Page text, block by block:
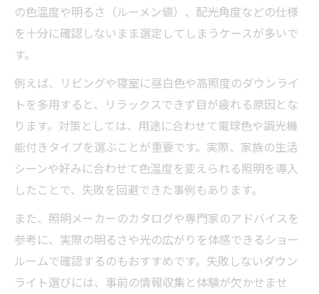
の色温度や明るさ（ルーメン値）、配光角度などの仕様
を十分に確認しないまま選定してしまうケースが多いで
す。
例えば、リビングや寝室に昼白色や高照度のダウンライ
トを多用すると、リラックスできず目が疲れる原因とな
ります。対策としては、用途に合わせて電球色や調光機
能付きタイプを選ぶことが重要です。実際、家族の生活
シーンや好みに合わせて色温度を変えられる照明を導入
したことで、失敗を回避できた事例もあります。
また、照明メーカーのカタログや専門家のアドバイスを
参考に、実際の明るさや光の広がりを体感できるショー
ルームで確認するのもおすすめです。失敗しないダウン
ライト選びには、事前の情報収集と体験が欠かせませ